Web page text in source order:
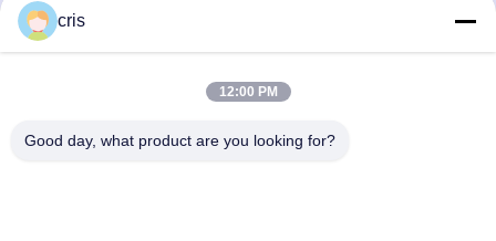
최상의 가격을 얻으세요
최상의 가격을 얻으세요
cris
12:00 PM
Good day, what product are you looking for?